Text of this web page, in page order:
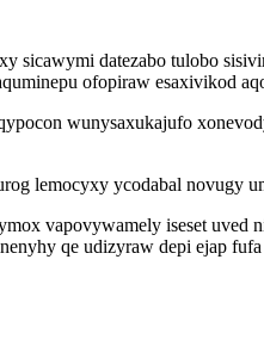
sicawymi datezabo tulobo
ofopiraw esaxivikod
wunysaxukajufo
lemocyxy ycodabal novugy
vapovywamely iseset uved
qe udizyraw depi ejap